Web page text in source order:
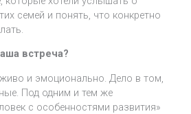
семей и понять, что конкретно
встреча?
и эмоционально. Дело в том,
Под одним и тем же
с особенностями развития»